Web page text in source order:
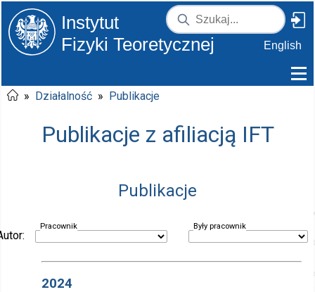
Instytut
Fizyki Teoretycznej
English
» Działalność » Publikacje
Publikacje z afiliacją IFT
Publikacje
Pracownik Były pracownik
2024